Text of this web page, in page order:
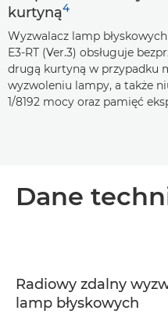
kurtyną4
Wyzwalacz lamp błyskowych
E3-RT (Ver.3) obsługuje
drugą kurtyną w przypadku
wyzwoleniu lampy, a także
1/8192 mocy oraz pamięć
Dane
Radiowy zdalny
lamp błyskowych